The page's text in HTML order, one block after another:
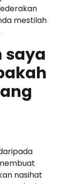
mestilah
saya
nasihat